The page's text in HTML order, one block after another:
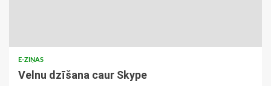
E-ZIŅAS
Velnu dzīšana caur Skype